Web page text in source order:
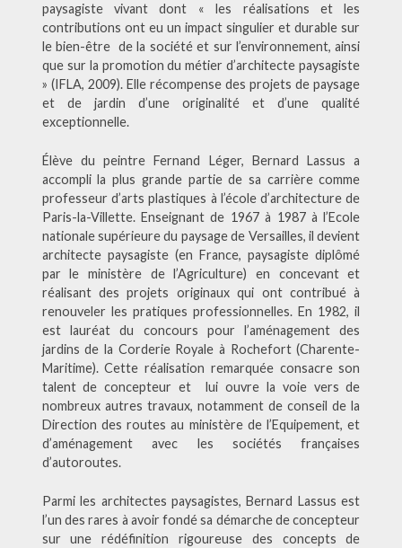
paysagiste vivant dont « les réalisations et les
contributions ont eu un impact singulier et durable sur
le bien-être de la société et sur l’environnement, ainsi
que sur la promotion du métier d’architecte paysagiste
» (IFLA, 2009). Elle récompense des projets de paysage
et de jardin d’une originalité et d’une qualité
exceptionnelle.
Élève du peintre Fernand Léger, Bernard Lassus a
accompli la plus grande partie de sa carrière comme
professeur d’arts plastiques à l’école d’architecture de
Paris-la-Villette. Enseignant de 1967 à 1987 à l’Ecole
nationale supérieure du paysage de Versailles, il devient
architecte paysagiste (en France, paysagiste diplômé
par le ministère de l’Agriculture) en concevant et
réalisant des projets originaux qui ont contribué à
renouveler les pratiques professionnelles. En 1982, il
est lauréat du concours pour l’aménagement des
jardins de la Corderie Royale à Rochefort (Charente-
Maritime). Cette réalisation remarquée consacre son
talent de concepteur et lui ouvre la voie vers de
nombreux autres travaux, notamment de conseil de la
Direction des routes au ministère de l’Equipement, et
d’aménagement avec les sociétés françaises
d’autoroutes.
Parmi les architectes paysagistes, Bernard Lassus est
l’un des rares à avoir fondé sa démarche de concepteur
sur une rédéfinition rigoureuse des concepts de